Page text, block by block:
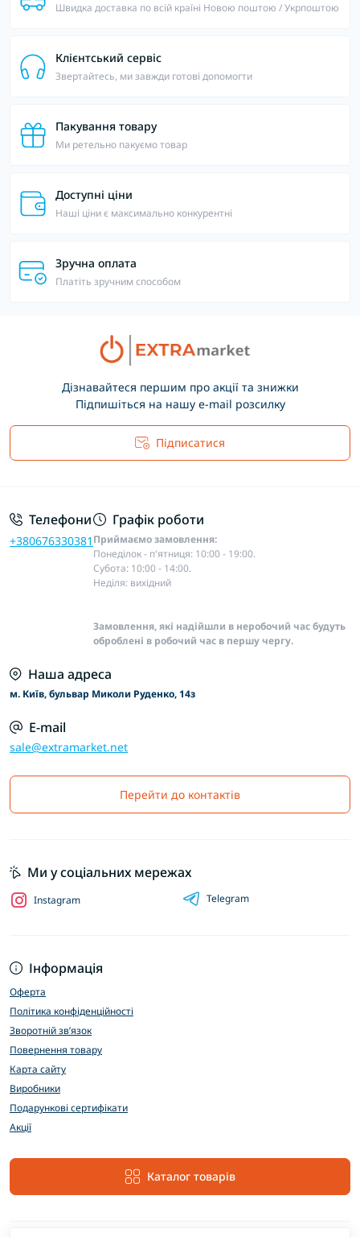
Швидка доставка по всій країні Новою поштою / Укрпоштою
Клієнтський сервіс
Звертайтесь, ми завжди готові допомогти
Пакування товару
Ми ретельно пакуємо товар
Доступні ціни
Наші ціни є максимально конкурентні
Зручна оплата
Платіть зручним способом
Дізнавайтеся першим про акції та знижки
Підпишіться на нашу e-mail розсилку
Підписатися
Телефони
+380676330381
Графік роботи
Приймаємо замовлення:
Понеділок - п'ятниця: 10:00 - 19:00.
Субота: 10:00 - 14:00.
Неділя: вихідний
Замовлення, які надійшли в неробочий час будуть
оброблені в робочий час в першу чергу.
Наша адреса
м. Київ, бульвар Миколи Руденко, 14з
E-mail
sale@extramarket.net
Перейти до контактів
Інформація
Оферта
Політика конфіденційності
Зворотній зв’язок
Повернення товару
Карта сайту
Виробники
Подарункові сертифікати
Акції
Каталог товарів
Ми у соціальних мережах
Instagram Telegram